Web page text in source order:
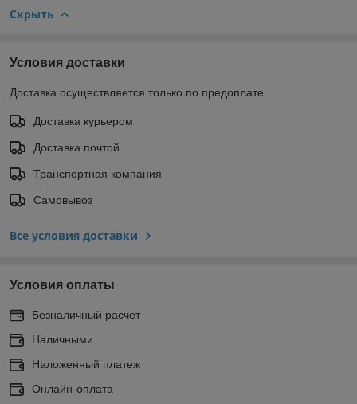
Скрыть
Условия доставки
Доставка осуществляется только по предоплате.
Доставка курьером
Доставка почтой
Транспортная компания
Самовывоз
Все условия доставки
Условия оплаты
Безналичный расчет
Наличными
Наложенный платеж
Онлайн-оплата